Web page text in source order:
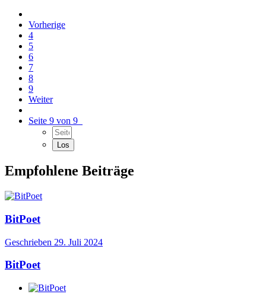
Vorherige
4
5
6
7
8
9
Weiter
Seite 9 von 9
Empfohlene Beiträge
BitPoet
Geschrieben 29. Juli 2024
BitPoet